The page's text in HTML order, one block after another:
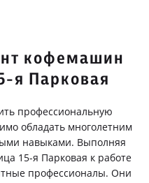
кофемашин
я Парковая
профессиональную
обладать многолетним
навыками. Выполняя
15-я Парковая к работе
профессионалы. Они